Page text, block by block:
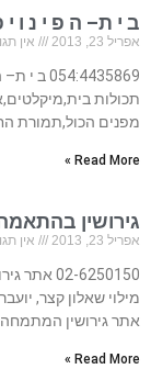
ב י ת– ה פ י נ ו י
אפריל 23, 2013 אין
תכולות
מפנים הכול,תמורת
Read More »
גירושין
אפריל 23, 2013 אין
02-
מילוי שאלון קצר,
אתר גירושין המתמחה
Read More »